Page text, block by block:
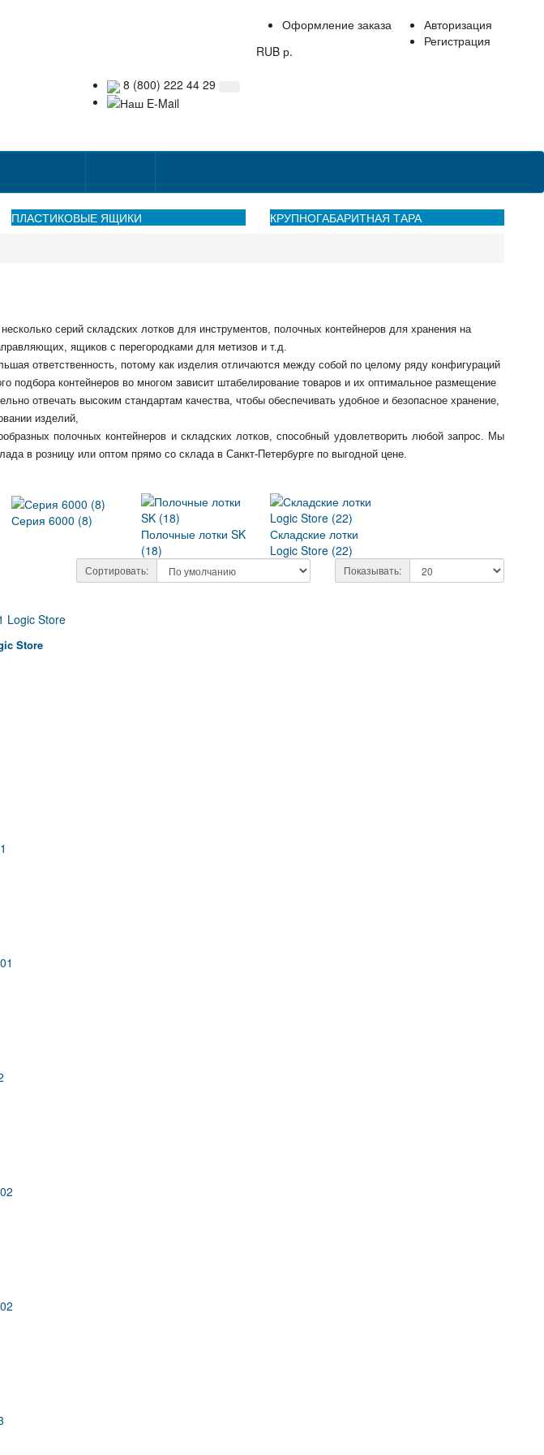
Авторизация
Регистрация
Оформление заказа
RUB р.
8 (800) 222 44 29
ПЛАСТИКОВЫЕ ЯЩИКИ
КРУПНОГАБАРИТНАЯ ТАРА
серий складских лотков для инструментов, полочных контейнеров для хранения на
ящиков с перегородками для метизов и т.д.
ответственность, потому как изделия отличаются между собой по целому ряду конфигураций
подбора контейнеров во многом зависит штабелирование товаров и их оптимальное размещение
отвечать высоким стандартам качества, чтобы обеспечивать удобное и безопасное хранение,
изделий,
полочных контейнеров и складских лотков, способный удовлетворить любой запрос. Мы
в розницу или оптом прямо со склада в Санкт-Петербурге по выгодной цене.
Серия 6000 (8)
Полочные лотки SK
(18)
Складские лотки
Logic Store (22)
Сортировать: Показывать:
Store